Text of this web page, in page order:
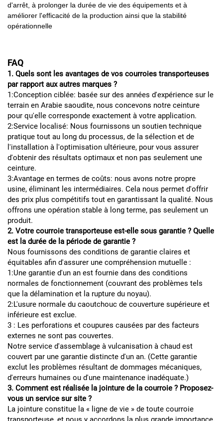
d'arrêt, à prolonger la durée de vie des équipements et à
améliorer l'efficacité de la production ainsi que la stabilité
opérationnelle
FAQ
1. Quels sont les avantages de vos courroies transporteuses
par rapport aux autres marques ?
1:Conception ciblée: basée sur des années d'expérience sur le
terrain en Arabie saoudite, nous concevons notre ceinture
pour qu'elle corresponde exactement à votre application.
2:Service localisé: Nous fournissons un soutien technique
pratique tout au long du processus, de la sélection et de
l'installation à l'optimisation ultérieure, pour vous assurer
d'obtenir des résultats optimaux et non pas seulement une
ceinture.
3:Avantage en termes de coûts: nous avons notre propre
usine, éliminant les intermédiaires. Cela nous permet d'offrir
des prix plus compétitifs tout en garantissant la qualité. Nous
offrons une opération stable à long terme, pas seulement un
produit.
2. Votre courroie transporteuse est-elle sous garantie ? Quelle
est la durée de la période de garantie ?
Nous fournissons des conditions de garantie claires et
équitables afin d'assurer une compréhension mutuelle :
1:Une garantie d'un an est fournie dans des conditions
normales de fonctionnement (couvrant des problèmes tels
que la délamination et la rupture du noyau).
2:L'usure normale du caoutchouc de couverture supérieure et
inférieure est exclue.
3 : Les perforations et coupures causées par des facteurs
externes ne sont pas couvertes.
Notre service d'assemblage à vulcanisation à chaud est
couvert par une garantie distincte d'un an. (Cette garantie
exclut les problèmes résultant de dommages mécaniques,
d'erreurs humaines ou d'une maintenance inadéquate.)
3. Comment est réalisée la jointure de la courroie ? Proposez-
vous un service sur site ?
La jointure constitue la « ligne de vie » de toute courroie